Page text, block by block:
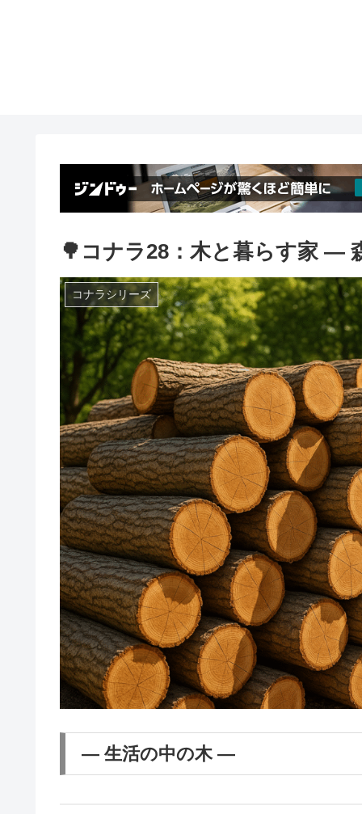
🌳コナラ28：木と暮らす家 ―
コナラシリーズ
― 生活の中の木 ―